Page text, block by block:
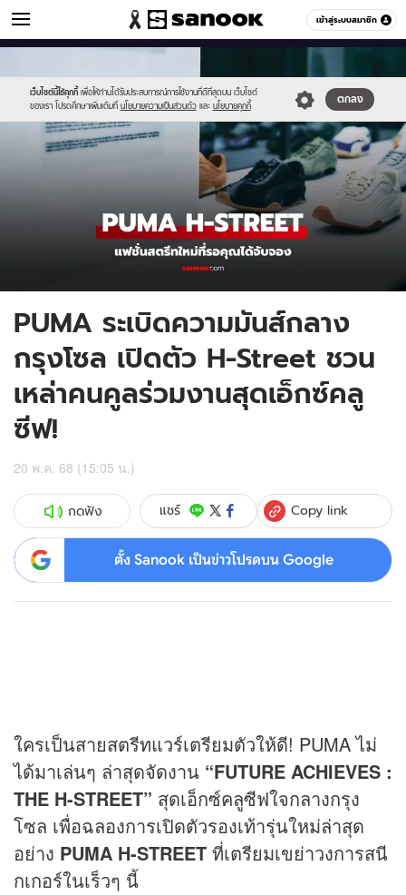
เข้าสู่ระบบสมาชิก
ผู้ชาย หมวดอื่นๆ
เว็บไซต์นี้ใช้คุกกี้ เพื่อให้ท่านได้รับประสบการณ์การใช้งานที่ดีที่สุดบน เว็บไซต์
ของเรา โปรดศึกษาเพิ่มเติมที่ นโยบายความเป็นส่วนตัว และ นโยบายคุกกี้
ตกลง
//s.isanook.com/sr/0/images/logo-
new-
sanook.png
//s.isanook.com/me/0/ud/17/89965/hst.jpg
PUMA ระเบิดความมันส์กลาง
กรุงโซล เปิดตัว H-Street ชวน
เหล่าคนคูลร่วมงานสุดเอ็กซ์คลู
ซีฟ!
20 พ.ค. 68 (15:05 น.)
กดฟัง แชร์ Copy link
ตั้ง Sanook เป็นข่าวโปรดบน Google
ใครเป็นสายสตรีทแวร์เตรียมตัวให้ดี! PUMA ไม่
ได้มาเล่นๆ ล่าสุดจัดงาน “FUTURE ACHIEVES :
THE H-STREET” สุดเอ็กซ์คลูซีฟใจกลางกรุง
โซล เพื่อฉลองการเปิดตัวรองเท้ารุ่นใหม่ล่าสุด
อย่าง PUMA H-STREET ที่เตรียมเขย่าวงการสนี
กเกอร์ในเร็วๆ นี้